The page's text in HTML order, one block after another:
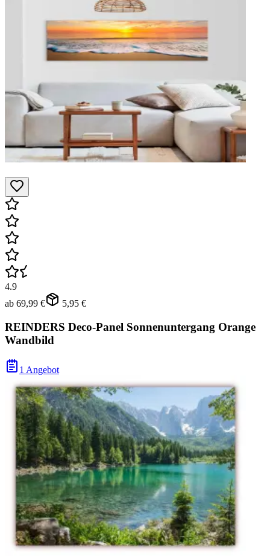
4.9
ab 69,99 € 5,95 €
REINDERS Deco-Panel Sonnenuntergang Orange
Wandbild
1 Angebot